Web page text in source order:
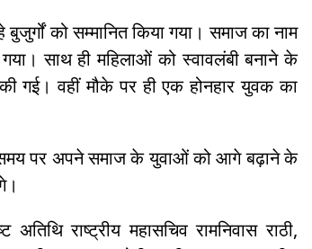
को सम्मानित किया गया। समाज का नाम
साथ ही महिलाओं को स्वावलंबी बनाने के
गई। वहीं मौके पर ही एक होनहार युवक का
समय पर अपने समाज के युवाओं को आगे बढ़ाने के
राष्ट्रीय महासचिव रामनिवास राठी,